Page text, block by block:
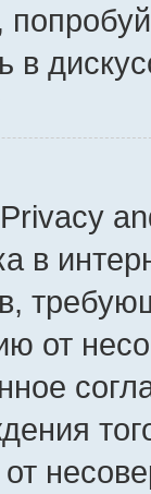
в
в
от